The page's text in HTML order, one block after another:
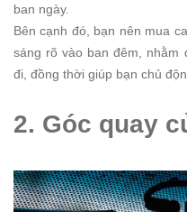
ban ngày.
Bên cạnh đó, bạn nên mua
sáng rõ vào ban đêm, nhằm
đi, đồng thời giúp bạn chủ
2. Góc quay